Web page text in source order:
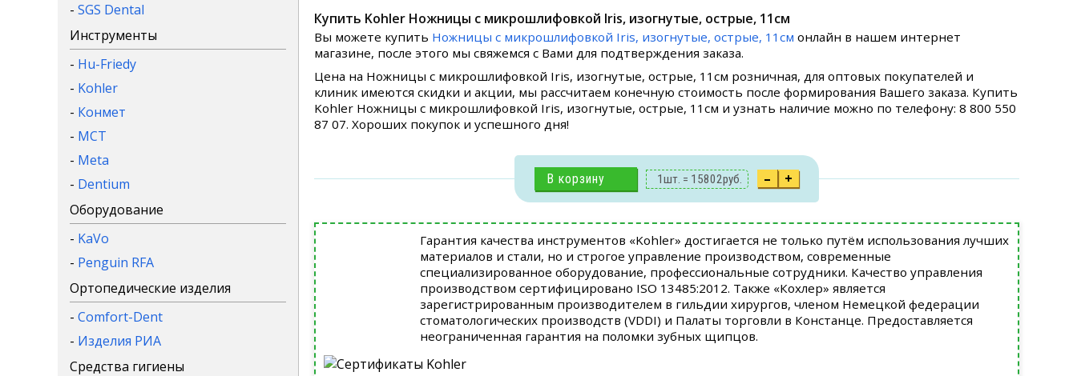
Купить Kohler Ножницы с микрошлифовкой Iris, изогнутые, острые, 11см
Вы можете купить Ножницы с микрошлифовкой Iris, изогнутые, острые, 11см онлайн в нашем интернет
магазине, после этого мы свяжемся с Вами для подтверждения заказа.
Цена на Ножницы с микрошлифовкой Iris, изогнутые, острые, 11см розничная, для оптовых покупателей и
клиник имеются скидки и акции, мы рассчитаем конечную стоимость после формирования Вашего заказа. Купить
Kohler Ножницы с микрошлифовкой Iris, изогнутые, острые, 11см и узнать наличие можно по телефону: 8 800 550
87 07. Хороших покупок и успешного дня!
В корзину 1 шт. = 15802руб. – +
Гарантия качества инструментов «Kohler» достигается не только путём использования лучших
материалов и стали, но и строгое управление производством, современные
специализированное оборудование, профессиональные сотрудники. Качество управления
производством сертифицировано ISO 13485:2012. Также «Кохлер» является
зарегистрированным производителем в гильдии хирургов, членом Немецкой федерации
стоматологических производств (VDDI) и Палаты торговли в Констанце. Предоставляется
неограниченная гарантия на поломки зубных щипцов.
- SGS Dental
Инструменты
- Hu-Friedy
- Kohler
- Конмет
- MCT
- Meta
- Dentium
Оборудование
- KaVo
- Penguin RFA
Ортопедические изделия
- Comfort-Dent
- Изделия РИА
Средства гигиены